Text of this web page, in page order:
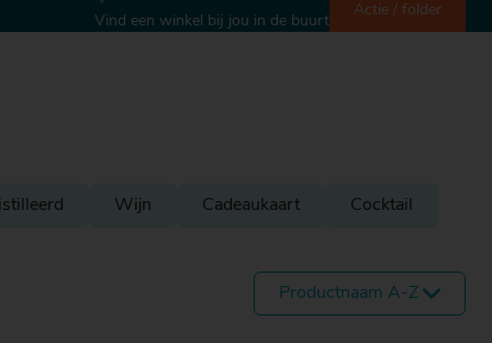
Vind een winkel bij jou in de buurt
Actie / folder
Wijn Cadeaukaart Cocktail
Productnaam A-Z